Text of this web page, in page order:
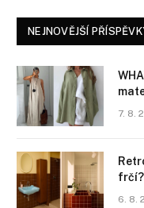
NEJNOVĚJŠÍ
7. 8.
frčí?
6. 8.